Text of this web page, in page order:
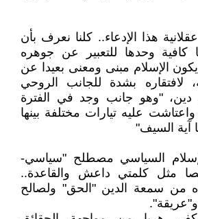
هذا الإدعاء.. كلنا نعرف بأن
كافية وحدها للتعبير عن جوهره
الإسلام مبنى ومعنى بعيدا عن
لافتقاره بشدة للجانب الروحي
دين، "وهو جانب وجد في الفترة
عليه تيارات مختلفة بينها
آية السيف"
السياسي مصطلح "سياسي-
مثل كلمتي داعش والقاعدة..
من سمعة الدين "الحق" ولصالح